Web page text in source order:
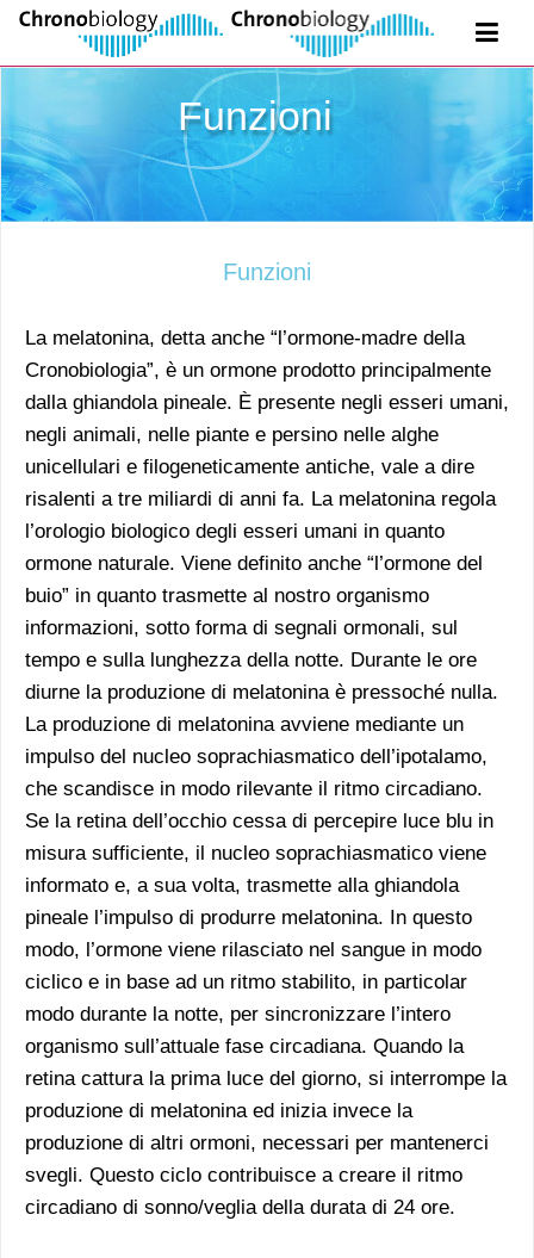
Funzioni
Funzioni
La melatonina, detta anche “l’ormone-madre della
Cronobiologia”, è un ormone prodotto principalmente
dalla ghiandola pineale. È presente negli esseri umani,
negli animali, nelle piante e persino nelle alghe
unicellulari e filogeneticamente antiche, vale a dire
risalenti a tre miliardi di anni fa. La melatonina regola
l’orologio biologico degli esseri umani in quanto
ormone naturale. Viene definito anche “l’ormone del
buio” in quanto trasmette al nostro organismo
informazioni, sotto forma di segnali ormonali, sul
tempo e sulla lunghezza della notte. Durante le ore
diurne la produzione di melatonina è pressoché nulla.
La produzione di melatonina avviene mediante un
impulso del nucleo soprachiasmatico dell’ipotalamo,
che scandisce in modo rilevante il ritmo circadiano.
Se la retina dell’occhio cessa di percepire luce blu in
misura sufficiente, il nucleo soprachiasmatico viene
informato e, a sua volta, trasmette alla ghiandola
pineale l’impulso di produrre melatonina. In questo
modo, l’ormone viene rilasciato nel sangue in modo
ciclico e in base ad un ritmo stabilito, in particolar
modo durante la notte, per sincronizzare l’intero
organismo sull’attuale fase circadiana. Quando la
retina cattura la prima luce del giorno, si interrompe la
produzione di melatonina ed inizia invece la
produzione di altri ormoni, necessari per mantenerci
svegli. Questo ciclo contribuisce a creare il ritmo
circadiano di sonno/veglia della durata di 24 ore.